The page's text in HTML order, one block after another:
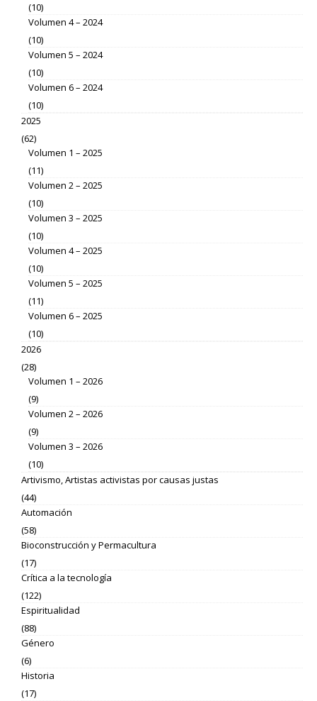
(10)
Volumen 4 – 2024
(10)
Volumen 5 – 2024
(10)
Volumen 6 – 2024
(10)
2025
(62)
Volumen 1 – 2025
(11)
Volumen 2 – 2025
(10)
Volumen 3 – 2025
(10)
Volumen 4 – 2025
(10)
Volumen 5 – 2025
(11)
Volumen 6 – 2025
(10)
2026
(28)
Volumen 1 – 2026
(9)
Volumen 2 – 2026
(9)
Volumen 3 – 2026
(10)
Artivismo, Artistas activistas por causas justas
(44)
Automación
(58)
Bioconstrucción y Permacultura
(17)
Crítica a la tecnología
(122)
Espiritualidad
(88)
Género
(6)
Historia
(17)